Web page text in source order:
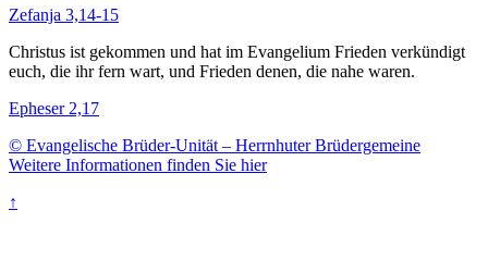
Zefanja 3,14-15
Christus ist gekommen und hat im Evangelium Frieden verkündigt
euch, die ihr fern wart, und Frieden denen, die nahe waren.
Epheser 2,17
© Evangelische Brüder-Unität – Herrnhuter Brüdergemeine
Weitere Informationen finden Sie hier
↑